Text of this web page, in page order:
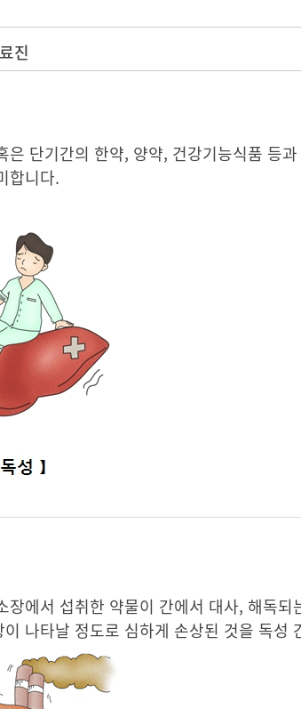
진
은 단기간의 한약, 양약, 건강기능식품 등
합니다.
장에서 섭취한 약물이 간에서 대사, 해독
나타날 정도로 심하게 손상된 것을 독성